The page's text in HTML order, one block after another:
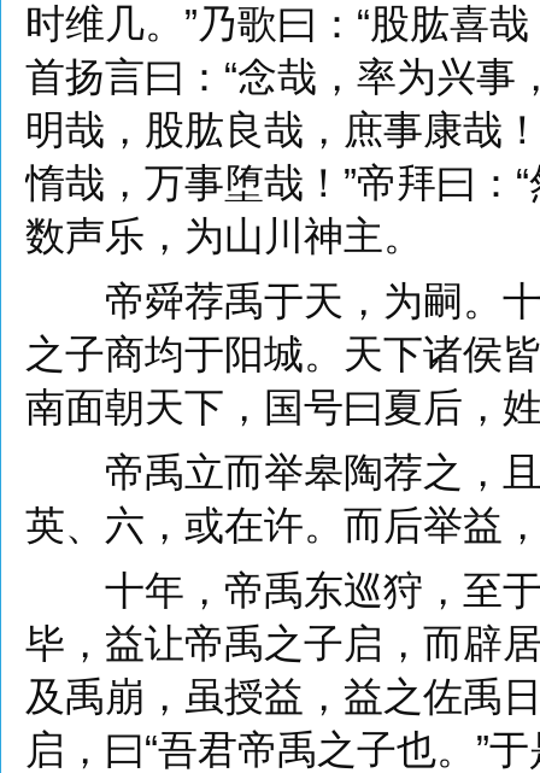
时维几。”乃歌曰：“股肱喜
首扬言曰：“念哉，率为兴事
明哉，股肱良哉，庶事康哉
惰哉，万事堕哉！”帝拜曰：
数声乐，为山川神主。
帝舜荐禹于天，为嗣。十
之子商均于阳城。天下诸侯
南面朝天下，国号曰夏后，
帝禹立而举皋陶荐之，且
英、六，或在许。而后举益
十年，帝禹东巡狩，至于
毕，益让帝禹之子启，而辟
及禹崩，虽授益，益之佐禹
启，曰“吾君帝禹之子也。”